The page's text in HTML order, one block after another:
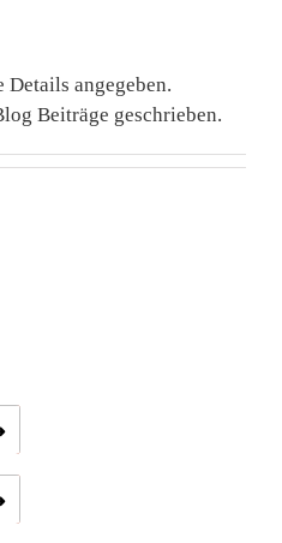
angegeben.
Beiträge geschrieben.